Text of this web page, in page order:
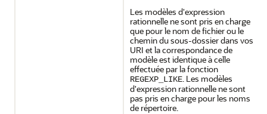
Les modèles d'expression
rationnelle ne sont pris en charge
que pour le nom de fichier ou le
chemin du sous-dossier dans vos
URI et la correspondance de
modèle est identique à celle
effectuée par la fonction
REGEXP_LIKE. Les modèles
d'expression rationnelle ne sont
pas pris en charge pour les noms
de répertoire.